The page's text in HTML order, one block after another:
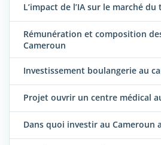
L’impact de l’IA sur le marché
Rémunération et composition
Cameroun
Investissement boulangerie au
Projet ouvrir un centre médical
Dans quoi investir au Cameroun